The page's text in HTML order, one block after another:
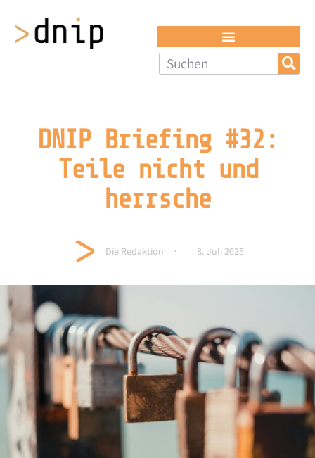
DNIP Briefing #32:
Teile nicht und
herrsche
Die Redaktion 8. Juli 2025